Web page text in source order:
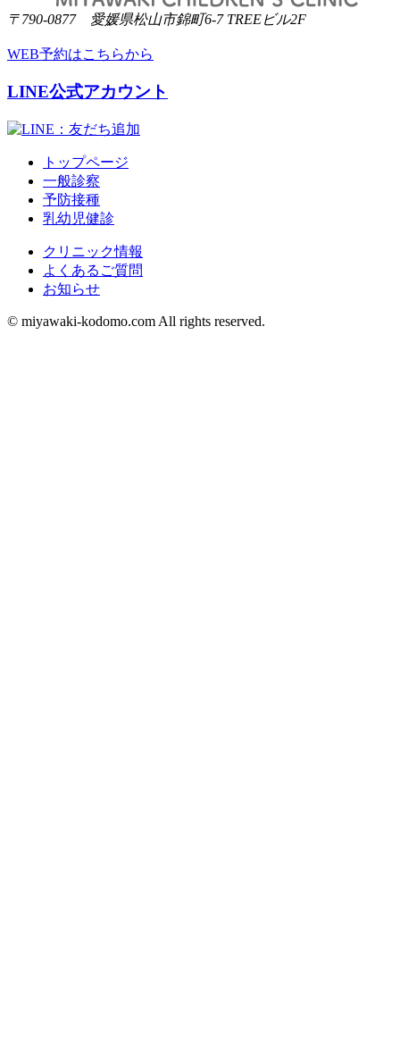
〒790-0877 愛媛県松山市錦町6-7 TREEビル2F
WEB予約はこちらから
LINE公式アカウント
トップページ
一般診察
予防接種
乳幼児健診
クリニック情報
よくあるご質問
お知らせ
©︎ miyawaki-kodomo.com All rights reserved.